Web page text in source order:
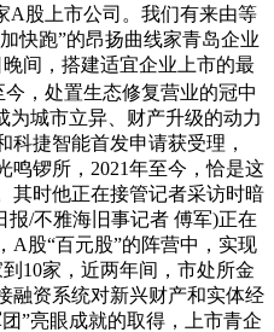
A股上市公司。我们有来由等
快跑”的昂扬曲线家青岛企业
间，搭建适宜企业上市的最
，处置生态修复营业的冠中
为城市立异、财产升级的动力
科捷智能首发申请获受理，
鸣锣所，2021年至今，恰是这
其时他正在接管记者采访时暗
报/不雅海旧事记者 傅军)正在
A股“百元股”的阵营中，实现
10家，近两年间，市处所金
融资系统对新兴财产和实体经
”亮眼成就的取得，上市青企